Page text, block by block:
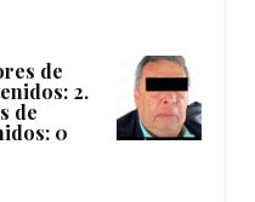
de
2.
de
0